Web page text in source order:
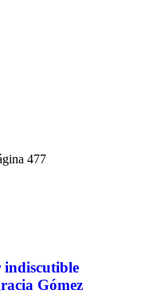
477
indiscutible
Gómez